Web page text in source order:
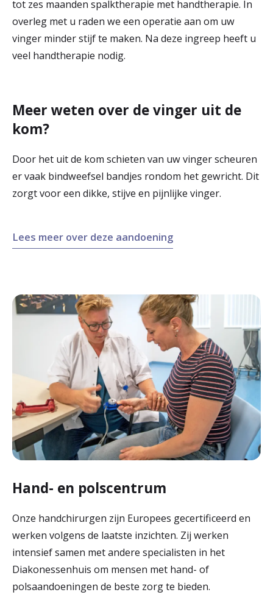
tot zes maanden spalktherapie met handtherapie. In
overleg met u raden we een operatie aan om uw
vinger minder stijf te maken. Na deze ingreep heeft u
veel handtherapie nodig.
Meer weten over de vinger uit de
kom?
Door het uit de kom schieten van uw vinger scheuren
er vaak bindweefsel bandjes rondom het gewricht. Dit
zorgt voor een dikke, stijve en pijnlijke vinger.
Lees meer over deze aandoening
Hand- en polscentrum
Onze handchirurgen zijn Europees gecertificeerd en
werken volgens de laatste inzichten. Zij werken
intensief samen met andere specialisten in het
Diakonessenhuis om mensen met hand- of
polsaandoeningen de beste zorg te bieden.